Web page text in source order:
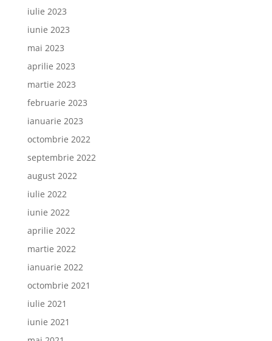
iulie 2023
iunie 2023
mai 2023
aprilie 2023
martie 2023
februarie 2023
ianuarie 2023
octombrie 2022
septembrie 2022
august 2022
iulie 2022
iunie 2022
aprilie 2022
martie 2022
ianuarie 2022
octombrie 2021
iulie 2021
iunie 2021